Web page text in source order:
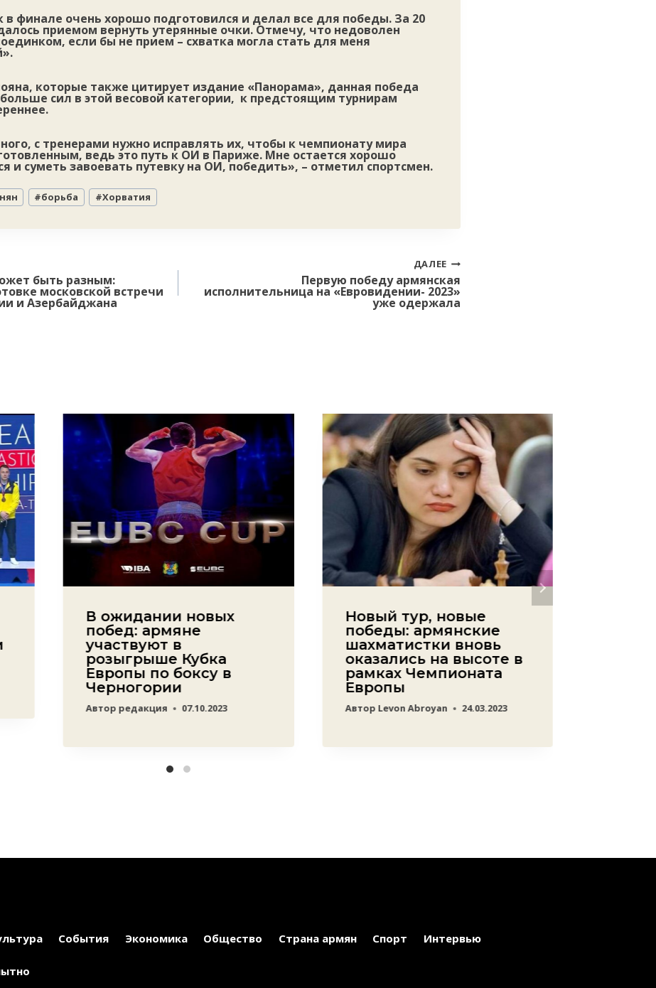
в финале очень хорошо подготовился и делал все для победы. За 20
приемом вернуть утерянные очки. Отмечу, что недоволен
если бы не прием – схватка могла стать для меня
которые также цитирует издание «Панорама», данная победа
сил в этой весовой категории, к предстоящим турнирам
с тренерами нужно исправлять их, чтобы к чемпионату мира
ведь это путь к ОИ в Париже. Мне остается хорошо
и суметь завоевать путевку на ОИ, победить», – отметил спортсмен.
#борьба #Хорватия
быть разным:
московской встречи
и Азербайджана
ДАЛЕЕ
Первую победу армянская
исполнительница на «Евровидении- 2023»
уже одержала
В ожидании новых
побед: армяне
участвуют в
розыгрыше Кубка
Европы по боксу в
Черногории
Автор редакция 07.10.2023
Новый тур, новые
победы: армянские
шахматистки вновь
оказались на высоте в
рамках Чемпионата
Европы
Автор Levon Abroyan 24.03.2023
События Экономика Общество Страна армян Спорт Интервью